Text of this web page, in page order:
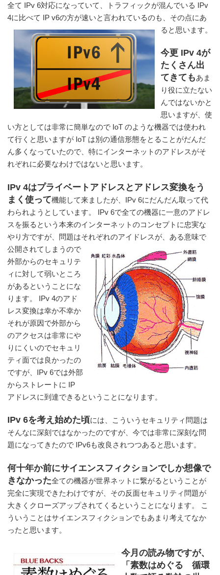
全て IPv 6対応になっていて、トラフィックが混んでいる IPv
4に比べて IP v6の方が速いと言われているのも、その点にあ
ると思います。
今更 IPv 4が
たくさん出
てきてもあま
り役に立たない
んではないかと
思いますが、使
い方としては非常に簡単なので IoT のような機器では使われ
て行くと思いますが IoT は別の通信形態をとることがだんだ
ん多くなっていたので、特にインターネットのアドレスがそ
れぞれに必要なわけではないと思います。
IPv 4はプライベートアドレスとアドレス変換をう
まく使って機能して来ましたが、IPv 6にだんだん取って代
わられようとしています。 IPv 6で全ての機器に一意のアドレ
スを振るという本来のインターネットのコンセプトに忠実な
やり方ですが、問題はそれぞれのアイドレスが、ある意味で
公開されてしまう ので
外部からのセキュリテ
ィに対して弱いところ
があるということにな
ります。 IPv 4のアド
レス変換は幸か不幸か
それが原因で外部から
のアクセスは非常にや
りにくいのでセキュリ
ティ面では良かったの
ですが、IPv 6では外部
からストレートに IP
アドレスに到達できるということになります。
IPv 6を考え始めた頃には、こういうセキュリティ問題は
そんなに深刻ではなかったのですが、今では非常に深刻な問
題になってきたので IPv6も改良されつつあると思います。
何十年か前にサイエンスフィクションでしか想像で
きなかった全ての機器が世界ネットに繋がるということが
完全に実現できたわけですが、その反面セキュリティ問題が
大きくクローズアップされてくるということになります。 こ
ういうことはサイエンスフィクションでもあまり考えてなか
ったと思います。
今月の読み物ですが、
「素数はめぐる 循環